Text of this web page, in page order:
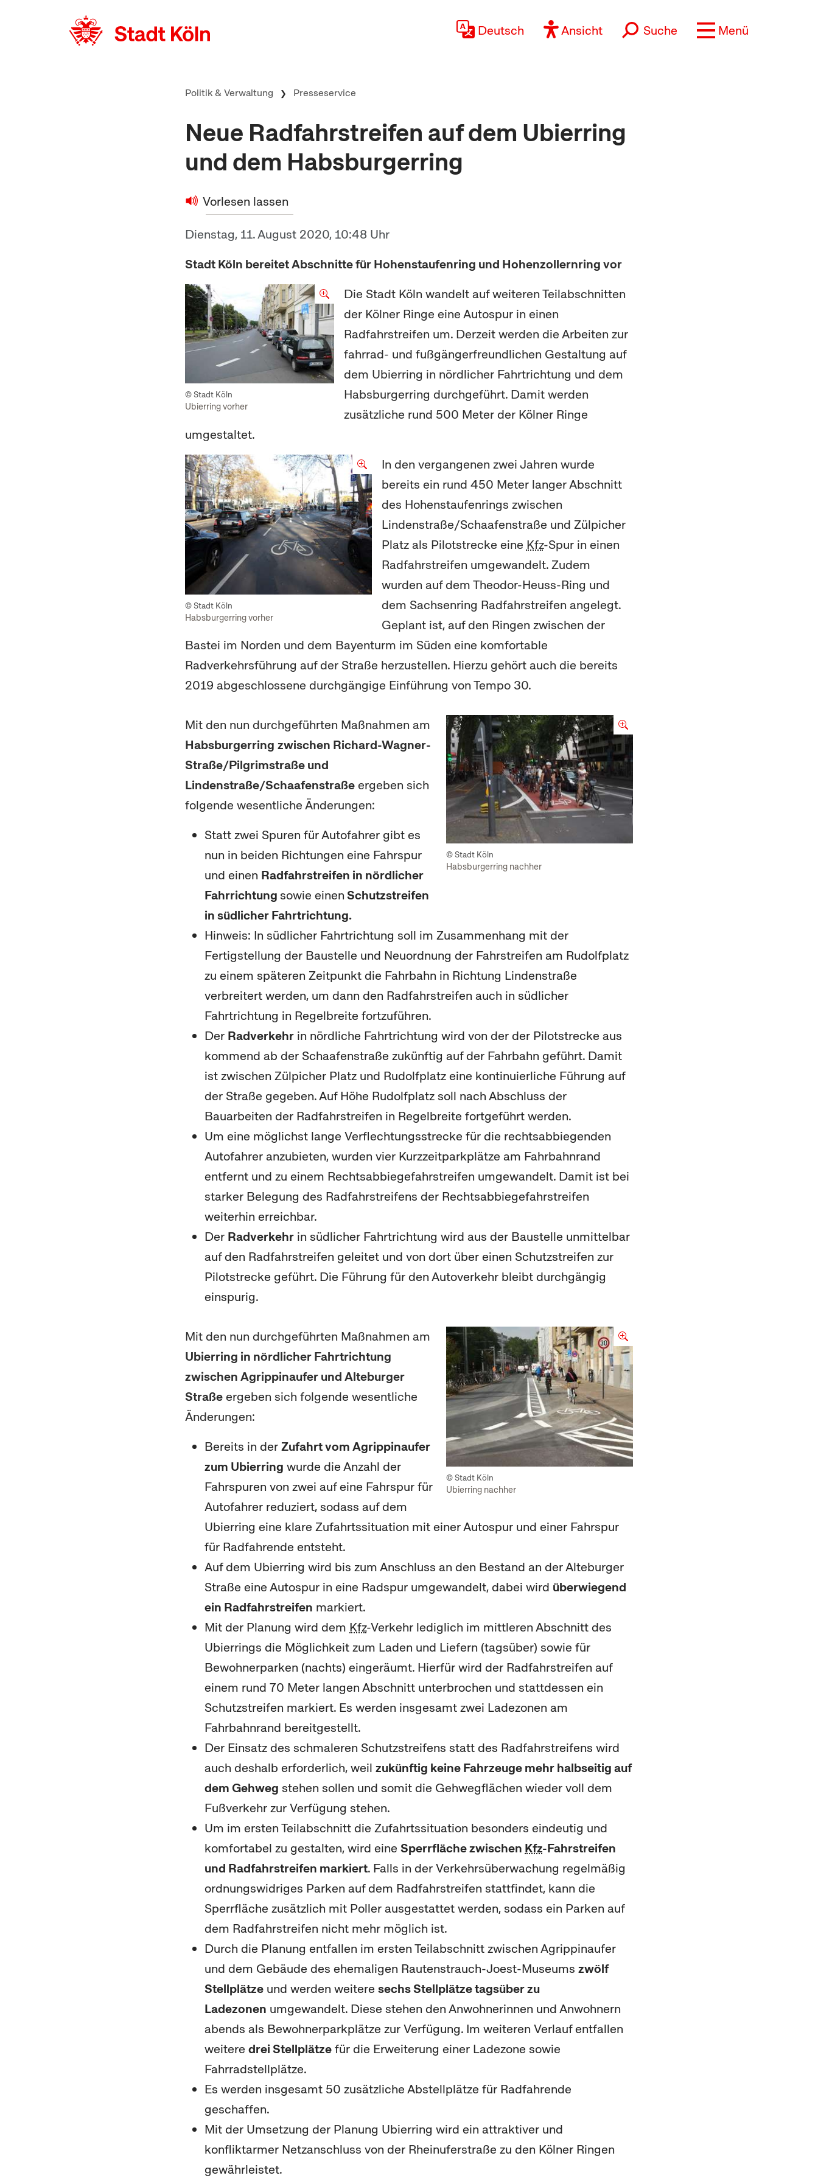
Deutsch
Ansicht Suche Menü
Politik & Verwaltung Presseservice
Neue Radfahrstreifen auf dem Ubierring
und dem Habsburgerring
Vorlesen lassen
Dienstag, 11. August 2020, 10:48 Uhr
Stadt Köln bereitet Abschnitte für Hohenstaufenring und Hohenzollernring vor
© Stadt Köln
Ubierring vorher
Die Stadt Köln wandelt auf weiteren Teilabschnitten
der Kölner Ringe eine Autospur in einen
Radfahrstreifen um. Derzeit werden die Arbeiten zur
fahrrad- und fußgängerfreundlichen Gestaltung auf
dem Ubierring in nördlicher Fahrtrichtung und dem
Habsburgerring durchgeführt. Damit werden
zusätzliche rund 500 Meter der Kölner Ringe
umgestaltet.
© Stadt Köln
Habsburgerring vorher
In den vergangenen zwei Jahren wurde
bereits ein rund 450 Meter langer Abschnitt
des Hohenstaufenrings zwischen
Lindenstraße/Schaafenstraße und Zülpicher
Platz als Pilotstrecke eine Kfz-Spur in einen
Radfahrstreifen umgewandelt. Zudem
wurden auf dem Theodor-Heuss-Ring und
dem Sachsenring Radfahrstreifen angelegt.
Geplant ist, auf den Ringen zwischen der
Bastei im Norden und dem Bayenturm im Süden eine komfortable
Radverkehrsführung auf der Straße herzustellen. Hierzu gehört auch die bereits
2019 abgeschlossene durchgängige Einführung von Tempo 30.
© Stadt Köln
Habsburgerring nachher
Mit den nun durchgeführten Maßnahmen am
Habsburgerring zwischen Richard-Wagner-
Straße/Pilgrimstraße und
Lindenstraße/Schaafenstraßeergeben sich
folgende wesentliche Änderungen:
Statt zwei Spuren für Autofahrer gibt es
nun in beiden Richtungen eine Fahrspur
und einen Radfahrstreifen in nördlicher
Fahrrichtungsowie einenSchutzstreifen
in südlicher Fahrtrichtung.
Hinweis: In südlicher Fahrtrichtung soll im Zusammenhang mit der
Fertigstellung der Baustelle und Neuordnung der Fahrstreifen am Rudolfplatz
zu einem späteren Zeitpunkt die Fahrbahn in Richtung Lindenstraße
verbreitert werden, um dann den Radfahrstreifen auch in südlicher
Fahrtrichtung in Regelbreite fortzuführen.
Der Radverkehr in nördliche Fahrtrichtung wird von der der Pilotstrecke aus
kommend ab der Schaafenstraße zukünftig auf der Fahrbahn geführt. Damit
ist zwischen Zülpicher Platz und Rudolfplatz eine kontinuierliche Führung auf
der Straße gegeben. Auf Höhe Rudolfplatz soll nach Abschluss der
Bauarbeiten der Radfahrstreifen in Regelbreite fortgeführt werden.
Um eine möglichst lange Verflechtungsstrecke für die rechtsabbiegenden
Autofahrer anzubieten, wurden vier Kurzzeitparkplätze am Fahrbahnrand
entfernt und zu einem Rechtsabbiegefahrstreifen umgewandelt. Damit ist bei
starker Belegung des Radfahrstreifens der Rechtsabbiegefahrstreifen
weiterhin erreichbar.
Der Radverkehr in südlicher Fahrtrichtung wird aus der Baustelle unmittelbar
auf den Radfahrstreifen geleitet und von dort über einen Schutzstreifen zur
Pilotstrecke geführt. Die Führung für den Autoverkehr bleibt durchgängig
einspurig.
© Stadt Köln
Ubierring nachher
Mit den nun durchgeführten Maßnahmen am
Ubierring in nördlicher Fahrtrichtung
zwischen Agrippinaufer und Alteburger
Straßeergeben sich folgende wesentliche
Änderungen:
Bereits in derZufahrt vom Agrippinaufer
zum Ubierring wurde die Anzahl der
Fahrspuren von zwei auf eine Fahrspur für
Autofahrer reduziert, sodass auf dem
Ubierring eine klare Zufahrtssituation mit einer Autospur und einer Fahrspur
für Radfahrende entsteht.
Auf dem Ubierring wird bis zum Anschluss an den Bestand an der Alteburger
Straße eine Autospur in eine Radspur umgewandelt, dabei wird überwiegend
ein Radfahrstreifen markiert.
Mit der Planung wird dem Kfz-Verkehr lediglich im mittleren Abschnitt des
Ubierrings die Möglichkeit zum Laden und Liefern (tagsüber) sowie für
Bewohnerparken (nachts) eingeräumt. Hierfür wird der Radfahrstreifen auf
einem rund 70 Meter langen Abschnitt unterbrochen und stattdessen ein
Schutzstreifen markiert. Es werden insgesamt zwei Ladezonen am
Fahrbahnrand bereitgestellt.
Der Einsatz des schmaleren Schutzstreifens statt des Radfahrstreifens wird
auch deshalb erforderlich, weil zukünftig keine Fahrzeuge mehr halbseitig auf
dem Gehweg stehen sollen und somit die Gehwegflächen wieder voll dem
Fußverkehr zur Verfügung stehen.
Um im ersten Teilabschnitt die Zufahrtssituation besonders eindeutig und
komfortabel zu gestalten, wird eine Sperrfläche zwischen Kfz-Fahrstreifen
und Radfahrstreifen markiert. Falls in der Verkehrsüberwachung regelmäßig
ordnungswidriges Parken auf dem Radfahrstreifen stattfindet, kann die
Sperrfläche zusätzlich mit Poller ausgestattet werden, sodass ein Parken auf
dem Radfahrstreifen nicht mehr möglich ist.
Durch die Planung entfallen im ersten Teilabschnitt zwischen Agrippinaufer
und dem Gebäude des ehemaligen Rautenstrauch-Joest-Museums zwölf
Stellplätze und werden weitere sechs Stellplätze tagsüber zu
Ladezonen umgewandelt. Diese stehen den Anwohnerinnen und Anwohnern
abends als Bewohnerparkplätze zur Verfügung. Im weiteren Verlauf entfallen
weitere drei Stellplätzefür die Erweiterung einer Ladezone sowie
Fahrradstellplätze.
Es werden insgesamt 50 zusätzliche Abstellplätze für Radfahrende
geschaffen.
Mit der Umsetzung der Planung Ubierring wird ein attraktiver und
konfliktarmer Netzanschluss von der Rheinuferstraße zu den Kölner Ringen
gewährleistet.